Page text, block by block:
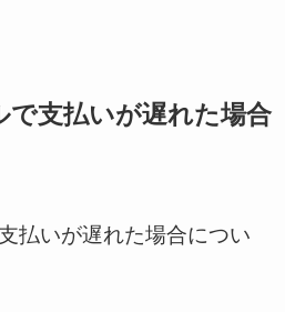
支払いが遅れた場合
払いが遅れた場合につい